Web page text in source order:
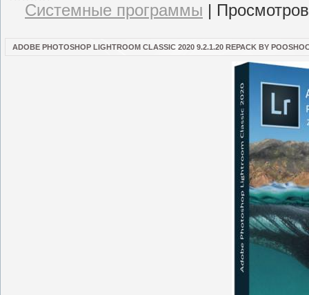
Системные программы |
ADOBE PHOTOSHOP LIGHTROOM CLASSIC 2020 9.2.1.20 REPACK BY